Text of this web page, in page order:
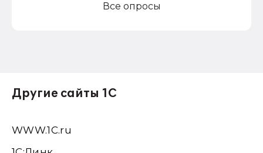
Все опросы
Другие сайты 1С
WWW.1С.ru